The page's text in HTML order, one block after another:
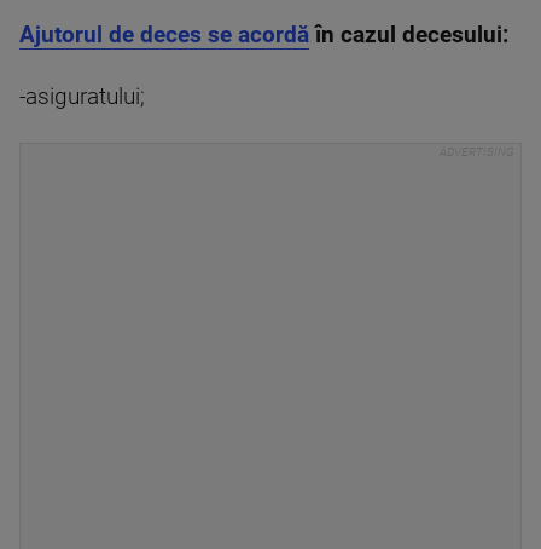
Ajutorul de deces se acordăîn cazul decesului:
-asiguratului;